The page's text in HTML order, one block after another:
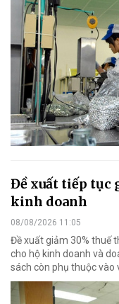
Đề xuất tiếp tục
kinh doanh
08/08/2026 11:05
Đề xuất giảm 30% thuế
cho hộ kinh doanh và
sách còn phụ thuộc vào